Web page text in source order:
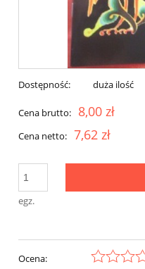
Dostępność: duża ilość
Cena brutto: 8,00 zł
Cena netto: 7,62 zł
egz.
Ocena: